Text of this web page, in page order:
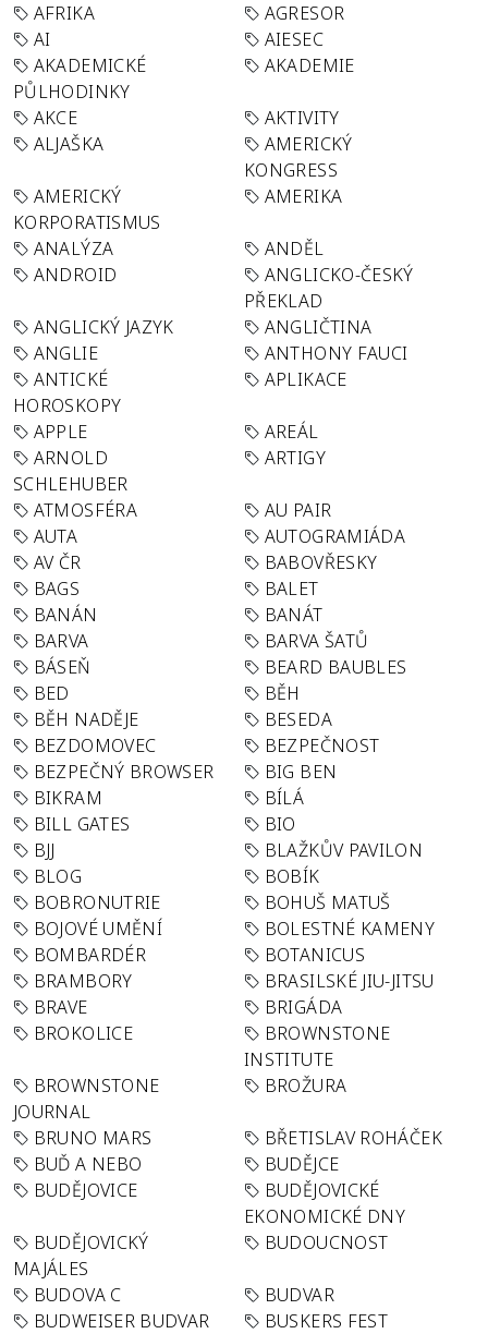
AFRIKA
AGRESOR
AI
AIESEC
AKADEMICKÉ
PŮLHODINKY
AKADEMIE
AKCE
AKTIVITY
ALJAŠKA
AMERICKÝ
KONGRESS
AMERICKÝ
KORPORATISMUS
AMERIKA
ANALÝZA
ANDĚL
ANDROID
ANGLICKO-ČESKÝ
PŘEKLAD
ANGLICKÝ JAZYK
ANGLIČTINA
ANGLIE
ANTHONY FAUCI
ANTICKÉ
HOROSKOPY
APLIKACE
APPLE
AREÁL
ARNOLD
SCHLEHUBER
ARTIGY
ATMOSFÉRA
AU PAIR
AUTA
AUTOGRAMIÁDA
AV ČR
BABOVŘESKY
BAGS
BALET
BANÁN
BANÁT
BARVA
BARVA ŠATŮ
BÁSEŇ
BEARD BAUBLES
BED
BĚH
BĚH NADĚJE
BESEDA
BEZDOMOVEC
BEZPEČNOST
BEZPEČNÝ BROWSER
BIG BEN
BIKRAM
BÍLÁ
BILL GATES
BIO
BJJ
BLAŽKŮV PAVILON
BLOG
BOBÍK
BOBRONUTRIE
BOHUŠ MATUŠ
BOJOVÉ UMĚNÍ
BOLESTNÉ KAMENY
BOMBARDÉR
BOTANICUS
BRAMBORY
BRASILSKÉ JIU-JITSU
BRAVE
BRIGÁDA
BROKOLICE
BROWNSTONE
INSTITUTE
BROWNSTONE
JOURNAL
BROŽURA
BRUNO MARS
BŘETISLAV ROHÁČEK
BUĎ A NEBO
BUDĚJCE
BUDĚJOVICE
BUDĚJOVICKÉ
EKONOMICKÉ DNY
BUDĚJOVICKÝ
MAJÁLES
BUDOUCNOST
BUDOVA C
BUDVAR
BUDWEISER BUDVAR
BUSKERS FEST